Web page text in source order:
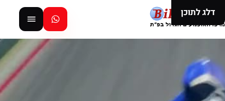
דלג לתוכן